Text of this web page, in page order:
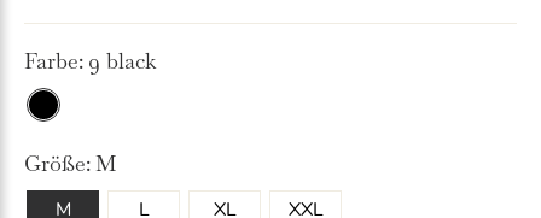
Farbe: 9 black
9
ck
Größe:M
M L XL
XXL